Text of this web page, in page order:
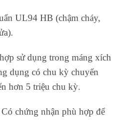
UL94 HB (chậm cháy,
sử dụng trong máng xích
dụng có chu kỳ chuyển
hơn 5 triệu chu kỳ.
chứng nhận phù hợp để